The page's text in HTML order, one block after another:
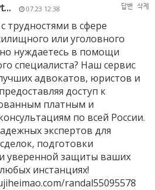
07.23 12:38 답변 삭제
трудностями в сфере
или уголовного
нуждаетесь в помощи
специалиста? Наш сервис
адвокатов, юристов и
доступ к
платным и
по всей России.
экспертов для
подготовки
уверенной защиты ваших
инстанциях!
randal55095578